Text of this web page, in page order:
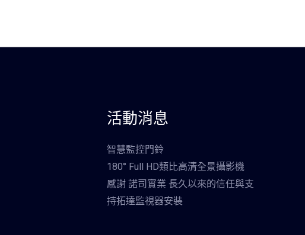
活動消息
智慧監控門鈴
180° Full HD類比高清全景攝影機
感謝 諾司實業 長久以來的信任與支
持拓達監視器安裝